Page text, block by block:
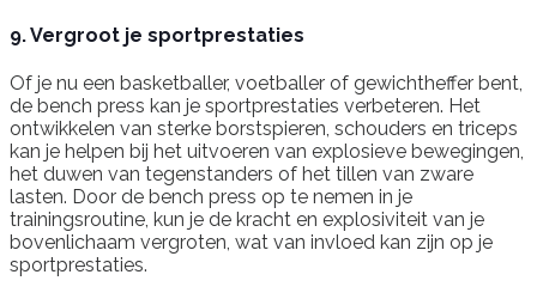
9. Vergroot je sportprestaties
Of je nu een basketballer, voetballer of gewichtheffer bent,
de bench press kan je sportprestaties verbeteren. Het
ontwikkelen van sterke borstspieren, schouders en triceps
kan je helpen bij het uitvoeren van explosieve bewegingen,
het duwen van tegenstanders of het tillen van zware
lasten. Door de bench press op te nemen in je
trainingsroutine, kun je de kracht en explosiviteit van je
bovenlichaam vergroten, wat van invloed kan zijn op je
sportprestaties.